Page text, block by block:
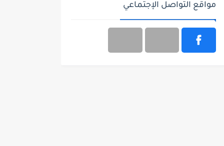
مواقع التواصل الإجتماعي